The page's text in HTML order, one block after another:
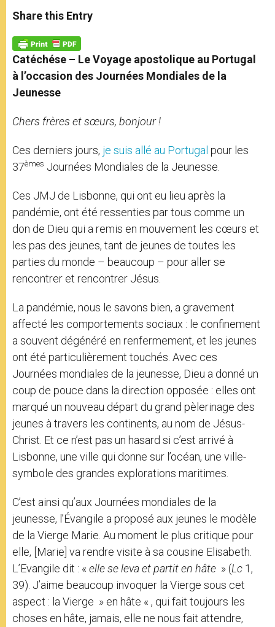
t
s
p
p
s
e
g
e
r
e
b
o
k
Share this Entry
Catéchése – Le Voyage apostolique au Portugal
à l’occasion des Journées Mondiales de la
Jeunesse
Chers frères et sœurs, bonjour !
Ces derniers jours, je suis allé au Portugal pour les
37èmes Journées Mondiales de la Jeunesse.
Ces JMJ de Lisbonne, qui ont eu lieu après la
pandémie, ont été ressenties par tous comme un
don de Dieu qui a remis en mouvement les cœurs et
les pas des jeunes, tant de jeunes de toutes les
parties du monde – beaucoup – pour aller se
rencontrer et rencontrer Jésus.
La pandémie, nous le savons bien, a gravement
affecté les comportements sociaux : le confinement
a souvent dégénéré en renfermement, et les jeunes
ont été particulièrement touchés. Avec ces
Journées mondiales de la jeunesse, Dieu a donné un
coup de pouce dans la direction opposée : elles ont
marqué un nouveau départ du grand pèlerinage des
jeunes à travers les continents, au nom de Jésus-
Christ. Et ce n’est pas un hasard si c’est arrivé à
Lisbonne, une ville qui donne sur l’océan, une ville-
symbole des grandes explorations maritimes.
C’est ainsi qu’aux Journées mondiales de la
jeunesse, l’Évangile a proposé aux jeunes le modèle
de la Vierge Marie. Au moment le plus critique pour
elle, [Marie] va rendre visite à sa cousine Elisabeth.
L’Evangile dit : « elle se leva et partit en hâte » (Lc 1,
39). J’aime beaucoup invoquer la Vierge sous cet
aspect : la Vierge » en hâte « , qui fait toujours les
choses en hâte, jamais, elle ne nous fait attendre,